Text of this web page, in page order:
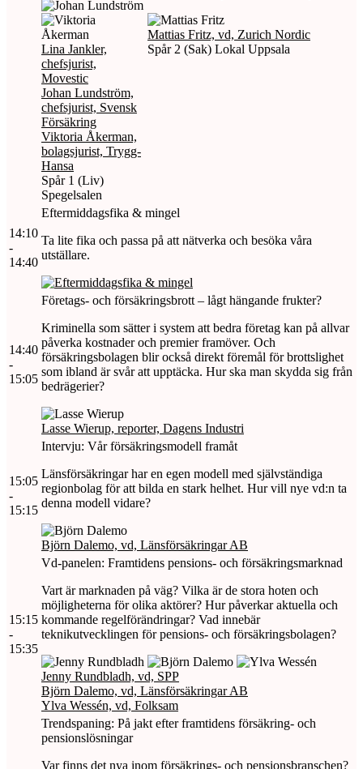
Lina Jankler,
chefsjurist,
Movestic
Johan Lundström,
chefsjurist, Svensk
Försäkring
Viktoria Åkerman,
bolagsjurist, Trygg-
Hansa
Spår 1 (Liv)
Spegelsalen
Mattias Fritz, vd, Zurich Nordic
Spår 2 (Sak) Lokal Uppsala
14:10
-
14:40
Eftermiddagsfika & mingel
Ta lite fika och passa på att nätverka och besöka våra
utställare.
14:40
-
15:05
Företags- och försäkringsbrott – lågt hängande frukter?
Kriminella som sätter i system att bedra företag kan på allvar
påverka kostnader och premier framöver. Och
försäkringsbolagen blir också direkt föremål för brottslighet
som ibland är svår att upptäcka. Hur ska man skydda sig från
bedrägerier?
Lasse Wierup, reporter, Dagens Industri
15:05
-
15:15
Intervju: Vår försäkringsmodell framåt
Länsförsäkringar har en egen modell med självständiga
regionbolag för att bilda en stark helhet. Hur vill nye vd:n ta
denna modell vidare?
Björn Dalemo, vd, Länsförsäkringar AB
15:15
-
15:35
Vd-panelen: Framtidens pensions- och försäkringsmarknad
Vart är marknaden på väg? Vilka är de stora hoten och
möjligheterna för olika aktörer? Hur påverkar aktuella och
kommande regelförändringar? Vad innebär
teknikutvecklingen för pensions- och försäkringsbolagen?
Jenny Rundbladh, vd, SPP
Björn Dalemo, vd, Länsförsäkringar AB
Ylva Wessén, vd, Folksam
Trendspaning: På jakt efter framtidens försäkring- och
pensionslösningar
Var finns det nya inom försäkrings- och pensionsbranschen?